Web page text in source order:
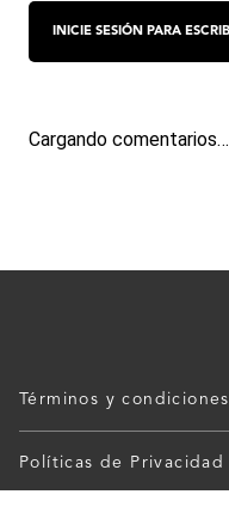
Cargando comentarios…
Términos y condiciones
Políticas de Privacidad